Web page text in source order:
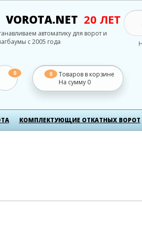
VOROTA.NET 20 ЛЕТ
автоматику для ворот и
с 2005 года
0 0
Товаров в корзине
На сумму 0
КОМПЛЕКТУЮЩИЕ ОТКАТНЫХ ВОРОТ